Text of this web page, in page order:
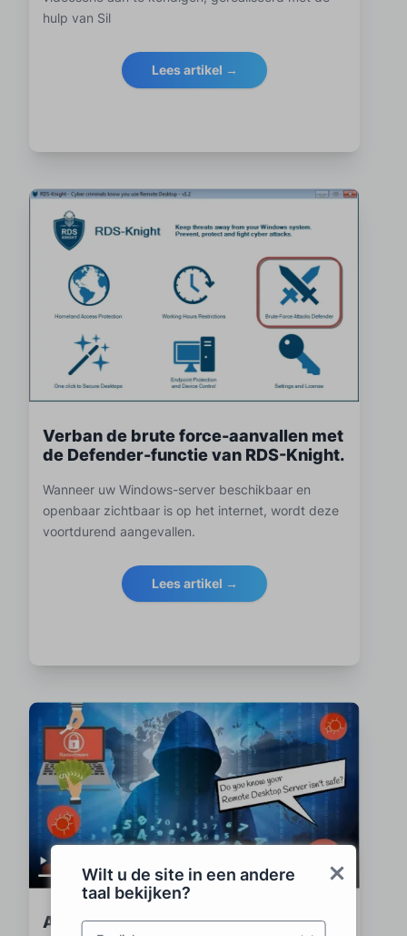
Wilt u de site in een andere
taal bekijken?
hulp van Sil
Lees artikel →
Verban de brute force-aanvallen met
de Defender-functie van RDS-Knight.
Wanneer uw Windows-server beschikbaar en
openbaar zichtbaar is op het internet, wordt deze
voortdurend aangevallen.
Lees artikel →
Aankondiging van de lancering van